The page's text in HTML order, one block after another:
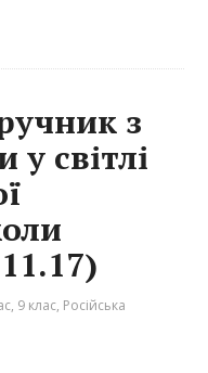
з
у світлі
, 9 клас, Російська